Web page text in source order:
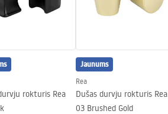
rokturis Rea
Jaunums
Rea
Dušas durvju rokturis Rea
03 Brushed Gold